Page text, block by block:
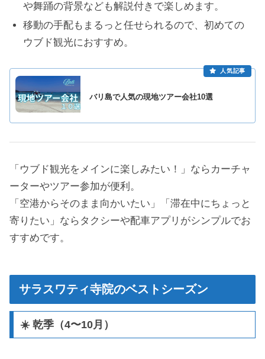
や舞踊の背景なども解説付きで楽しめます。
移動の手配もまるっと任せられるので、初めての
ウブド観光におすすめ。
バリ島で人気の現地ツアー会社10選
「ウブド観光をメインに楽しみたい！」ならカーチャ
ーターやツアー参加が便利。
「空港からそのまま向かいたい」「滞在中にちょっと
寄りたい」ならタクシーや配車アプリがシンプルでお
すすめです。
サラスワティ寺院のベストシーズン
☀️ 乾季（4〜10月）